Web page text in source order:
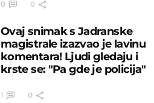
0 0
Ovaj snimak s Jadranske
magistrale izazvao je lavinu
komentara! Ljudi gledaju i
krste se: "Pa gde je policija"
1 0